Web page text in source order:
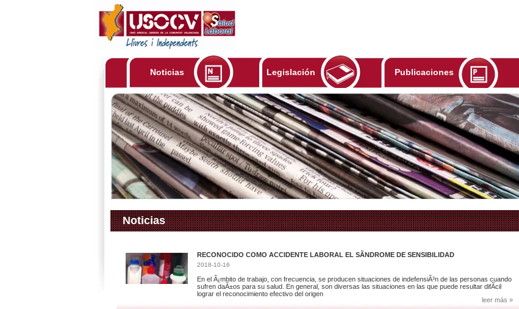
Noticias Legislación Publicaciones
Noticias
RECONOCIDO COMO ACCIDENTE LABORAL EL SÃNDROME DE SENSIBILIDAD
2018-10-16
En el Ã¡mbito de trabajo, con frecuencia, se producen situaciones de indefensiÃ³n de las personas cuando
sufren daÃ±os para su salud. En general, son diversas las situaciones en las que puede resultar difÃ­cil
lograr el reconocimiento efectivo del origen
leer más »